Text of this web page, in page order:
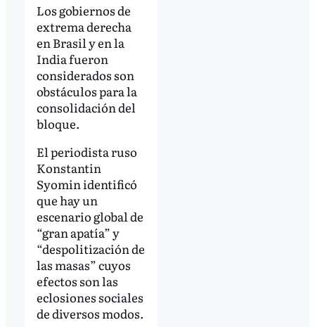
Los gobiernos de
extrema derecha
en Brasil y en la
India fueron
considerados son
obstáculos para la
consolidación del
bloque.
El periodista ruso
Konstantin
Syomin identificó
que hay un
escenario global de
“gran apatía” y
“despolitización de
las masas” cuyos
efectos son las
eclosiones sociales
de diversos modos.